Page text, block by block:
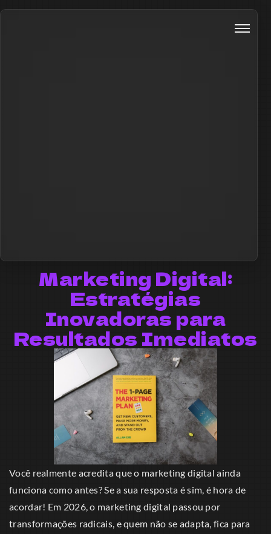
Marketing Digital:
Estratégias
Inovadoras para
Resultados Imediatos
Você realmente acredita que o marketing digital ainda
funciona como antes? Se a sua resposta é sim, é hora de
acordar! Em 2026, o marketing digital passou por
transformações radicais, e quem não se adapta, fica para